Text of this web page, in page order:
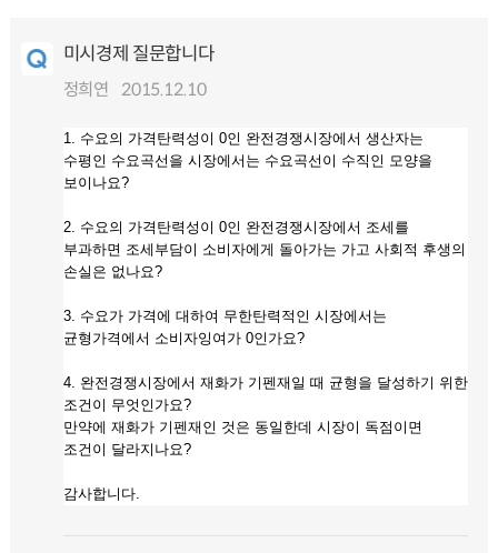
미시경제 질문합니다
정희연 2015.12.10
1. 수요의 가격탄력성이 0인 완전경쟁시장에서 생산자는
수평인 수요곡선을 시장에서는 수요곡선이 수직인 모양을
보이나요?
2. 수요의 가격탄력성이 0인 완전경쟁시장에서 조세를
부과하면 조세부담이 소비자에게 돌아가는 가고 사회적 후생의
손실은 없나요?
3. 수요가 가격에 대하여 무한탄력적인 시장에서는
균형가격에서 소비자잉여가 0인가요?
4. 완전경쟁시장에서 재화가 기펜재일 때 균형을 달성하기 위한
조건이 무엇인가요?
만약에 재화가 기펜재인 것은 동일한데 시장이 독점이면
조건이 달라지나요?
감사합니다.